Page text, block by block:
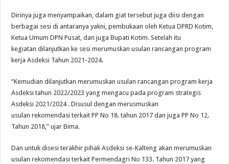
Dirinya juga menyampaikan, dalam giat tersebut juga diisi dengan
berbagai sesi di antaranya yakni, pembukaan oleh Ketua DPRD Kotim,
Ketua Umum DPN Pusat, dan juga Bupati Kotim. Setelah itu
kegiatan dilanjutkan ke sesi merumuskan usulan rancangan program
kerja Asdeksi Tahun 2021-2024.
“Kemudian dilanjutkan merumuskan usulan rancangan program kerja
Asdeksi tahun 2022/2023 yang mengacu pada program strategis
Asdeksi 2021/2024 . Disusul dengan merusmuskan
usulan rekomendasi terkait PP No 18. tahun 2017 dan juga PP No 12.
Tahun 2018,” ujar Bima.
Dan untuk disesi terakhir pihak Asdeksi se-Kalteng akan merumuskan
usulan rekomendasi terkait Permendagri No 133. Tahun 2017 yang